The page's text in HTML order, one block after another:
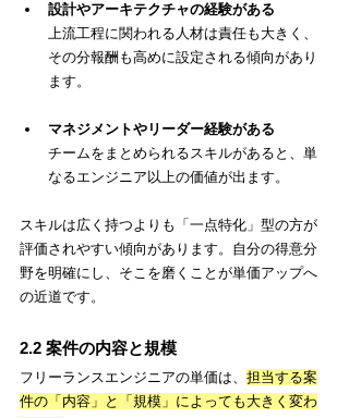
設計やアーキテクチャの経験がある
上流工程に関われる人材は責任も大きく、
その分報酬も高めに設定される傾向があり
ます。
マネジメントやリーダー経験がある
チームをまとめられるスキルがあると、単
なるエンジニア以上の価値が出ます。
スキルは広く持つよりも「一点特化」型の方が
評価されやすい傾向があります。自分の得意分
野を明確にし、そこを磨くことが単価アップへ
の近道です。
2.2 案件の内容と規模
フリーランスエンジニアの単価は、 担当する案
件の「内容」と「規模」によっても大きく変わ